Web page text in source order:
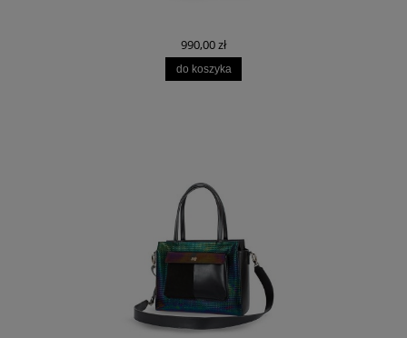
990,00 zł
do koszyka